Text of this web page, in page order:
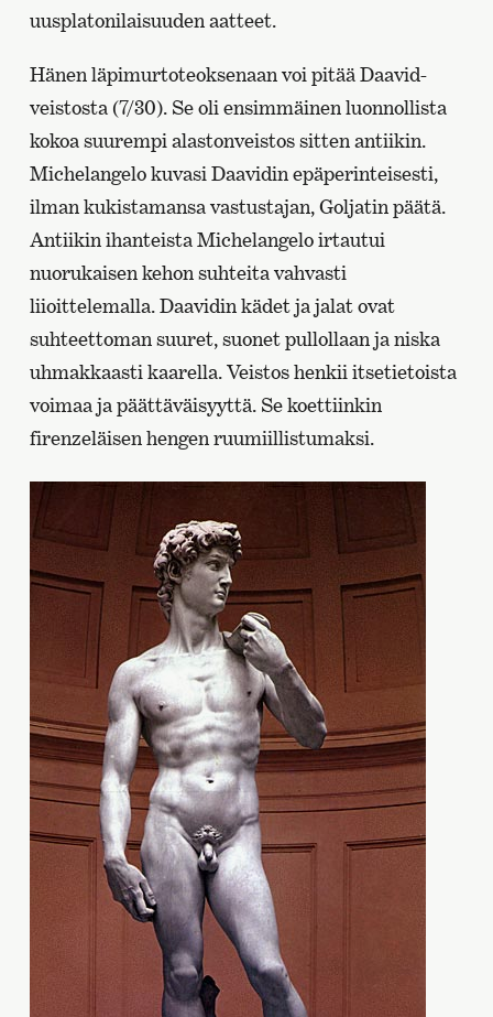
uusplatonilaisuuden aatteet.
Hänen läpimurtoteoksenaan voi pitää Daavid-
veistosta (7/30). Se oli ensimmäinen luonnollista
kokoa suurempi alastonveistos sitten antiikin.
Michelangelo kuvasi Daavidin epäperinteisesti,
ilman kukistamansa vastustajan, Goljatin päätä.
Antiikin ihanteista Michelangelo irtautui
nuorukaisen kehon suhteita vahvasti
liioittelemalla. Daavidin kädet ja jalat ovat
suhteettoman suuret, suonet pullollaan ja niska
uhmakkaasti kaarella. Veistos henkii itsetietoista
voimaa ja päättäväisyyttä. Se koettiinkin
firenzeläisen hengen ruumiillistumaksi.